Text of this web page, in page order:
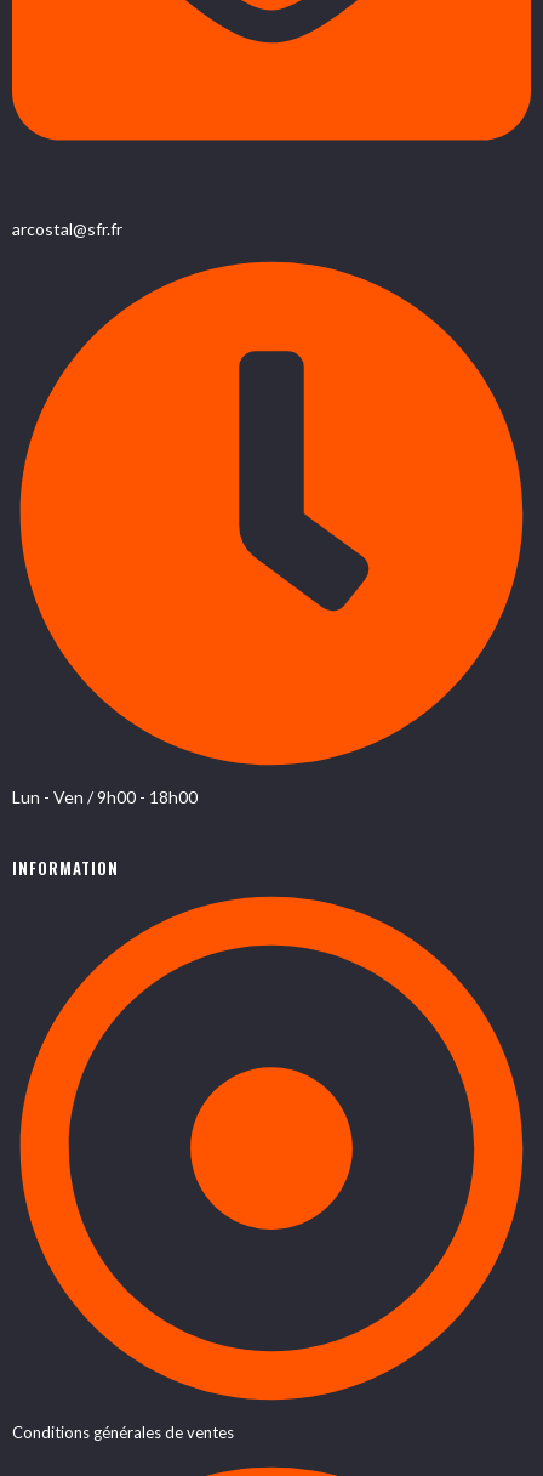
arcostal@sfr.fr
Lun - Ven / 9h00 - 18h00
INFORMATION
Conditions générales de ventes